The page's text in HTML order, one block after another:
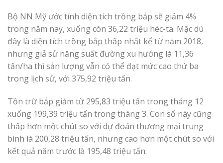
Bộ NN Mỹ ước tính diện tích trồng bắp sẽ giảm 4%
trong năm nay, xuống còn 36,22 triệu héc-ta. Mặc dù
đây là diện tích trồng bắp thấp nhất kể từ năm 2018,
nhưng giả sử năng suất đường xu hướng là 11,36
tấn/ha thì sản lượng vẫn có thể đạt mức cao thứ ba
trong lịch sử, với 375,92 triệu tấn.
Tồn trữ bắp giảm từ 295,83 triệu tấn trong tháng 12
xuống 199,39 triệu tấn trong tháng 3. Con số này cũng
thấp hơn một chút so với dự đoán thương mại trung
bình là 200,28 triệu tấn, nhưng cao hơn một chút so với
kết quả năm trước là 195,48 triệu tấn.